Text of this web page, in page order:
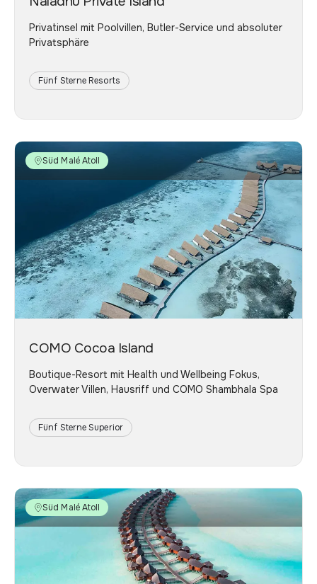
Privatinsel mit Poolvillen, Butler-Service und absoluter
Privatsphäre
Fünf Sterne Resorts
Süd Malé Atoll
COMO Cocoa Island
Boutique-Resort mit Health und Wellbeing Fokus,
Overwater Villen, Hausriff und COMO Shambhala Spa
Fünf Sterne Superior
Süd Malé Atoll